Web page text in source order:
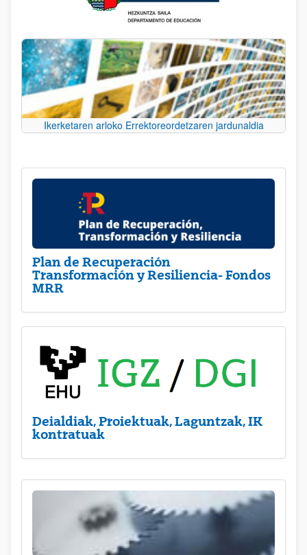
Ikerketaren arloko Errektoreordetzaren jardunaldia
Plan de Recuperación
Transformación y Resiliencia- Fondos
MRR
Deialdiak, Proiektuak, Laguntzak, IK
kontratuak